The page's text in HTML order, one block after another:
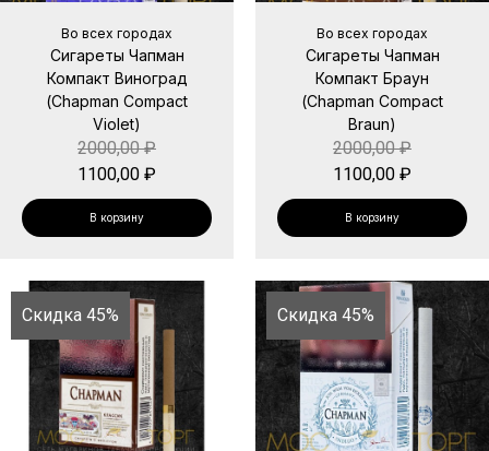
Во всех городах
Сигареты Чапман
Компакт Виноград
(Chapman Compact
Violet)
2000,00₽
1100,00 ₽
В корзину
Во всех городах
Сигареты Чапман
Компакт Браун
(Chapman Compact
Braun)
2000,00₽
1100,00 ₽
В корзину
Скидка 45% Скидка 45%